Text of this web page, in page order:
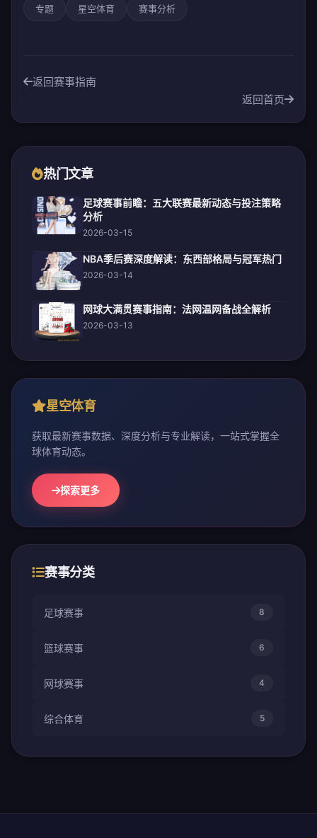
专题 星空体育 赛事分析
返回赛事指南
返回首页
热门文章
足球赛事前瞻：五大联赛最新动态与投注策略
分析
2026-03-15
NBA季后赛深度解读：东西部格局与冠军热门
2026-03-14
网球大满贯赛事指南：法网温网备战全解析
2026-03-13
星空体育
获取最新赛事数据、深度分析与专业解读，一站式掌握全
球体育动态。
探索更多
赛事分类
足球赛事 8
篮球赛事 6
网球赛事 4
综合体育 5